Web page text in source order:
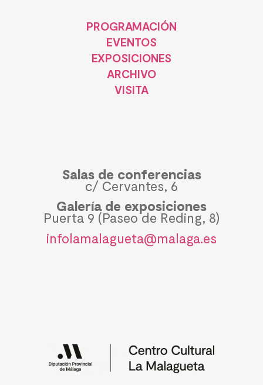
PROGRAMACIÓN
EVENTOS
EXPOSICIONES
ARCHIVO
VISITA
Salas de conferencias
c/ Cervantes, 6
Galería de exposiciones
Puerta 9 (Paseo de Reding, 8)
infolamalagueta@malaga.es